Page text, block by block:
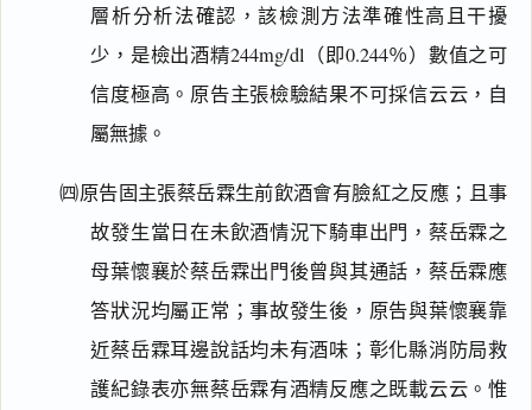
層析分析法確認，該檢測方法準確性高且干擾
少，是檢出酒精244mg/dl（即0.244％）數值之可
信度極高。原告主張檢驗結果不可採信云云，自
屬無據。
㈣原告固主張蔡岳霖生前飲酒會有臉紅之反應；且事
故發生當日在未飲酒情況下騎車出門，蔡岳霖之
母葉懷襄於蔡岳霖出門後曾與其通話，蔡岳霖應
答狀況均屬正常；事故發生後，原告與葉懷襄靠
近蔡岳霖耳邊說話均未有酒味；彰化縣消防局救
護紀錄表亦無蔡岳霖有酒精反應之既載云云。惟